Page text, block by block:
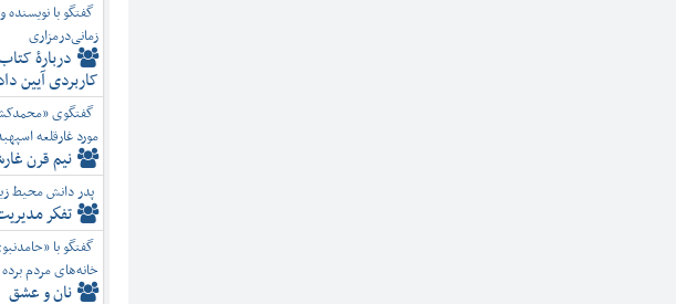
گفتگو با نویسنده
زمانی‌درمزاری
دربارۀ
کاربردی آیین
گفتگوی
مورد غارقلعه
نیم قرن
پدر دانش محیط
تفكر
گفتگو با
خانه‌های مردم
نان و عشق